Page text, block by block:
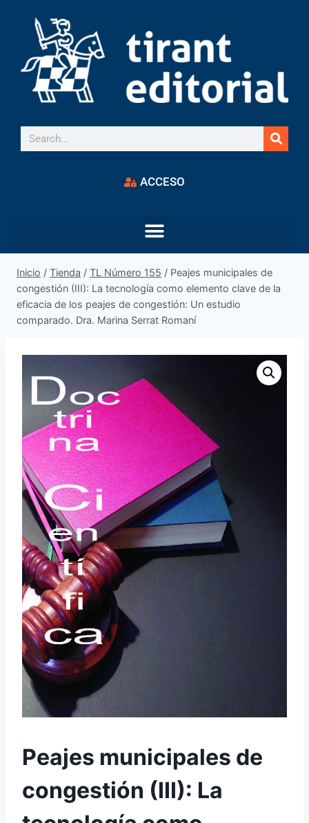
ACCESO
Inicio / Tienda / TL Número 155 / Peajes municipales de
congestión (III): La tecnología como elemento clave de la
eficacia de los peajes de congestión: Un estudio
comparado. Dra. Marina Serrat Romaní
Peajes municipales de
congestión (III): La